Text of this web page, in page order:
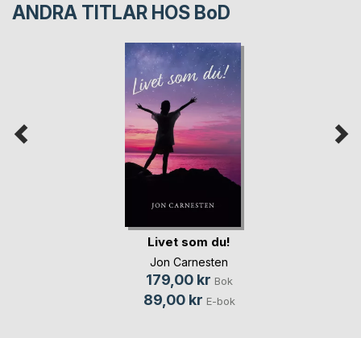
ANDRA TITLAR HOS BoD
Livet som du!
Jon Carnesten
179,00 kr Bok
89,00 kr E-bok